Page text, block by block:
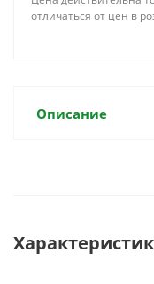
отличаться от цен в
Описание